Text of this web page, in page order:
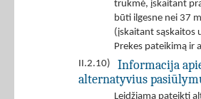
trukmė, įskaitant
būti ilgesne nei 37
(įskaitant sąskaitos
Prekes pateikimą ir
II.2.10)
Informacija
alternatyvius
Leidžiama pateikti